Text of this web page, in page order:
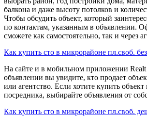
балкона и даже высоту потолков и
Чтобы обсудить объект, который
по контактам, указанным в объявлении.
сможете как самостоятельно, так и через
Как купить сто в микрорайоне пл.своб.
На сайте и в мобильном приложении
объявлении вы увидите, кто продает
или агентство. Если хотите купить
посредника, выбирайте объявления от
Как купить сто в микрорайоне пл.своб.